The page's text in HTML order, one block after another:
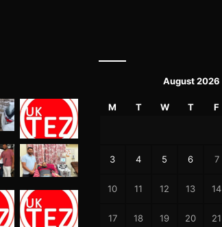
August 2026
M T W T F
3 4 5 6 7
10 11 12 13 14
17 18 19 20 21